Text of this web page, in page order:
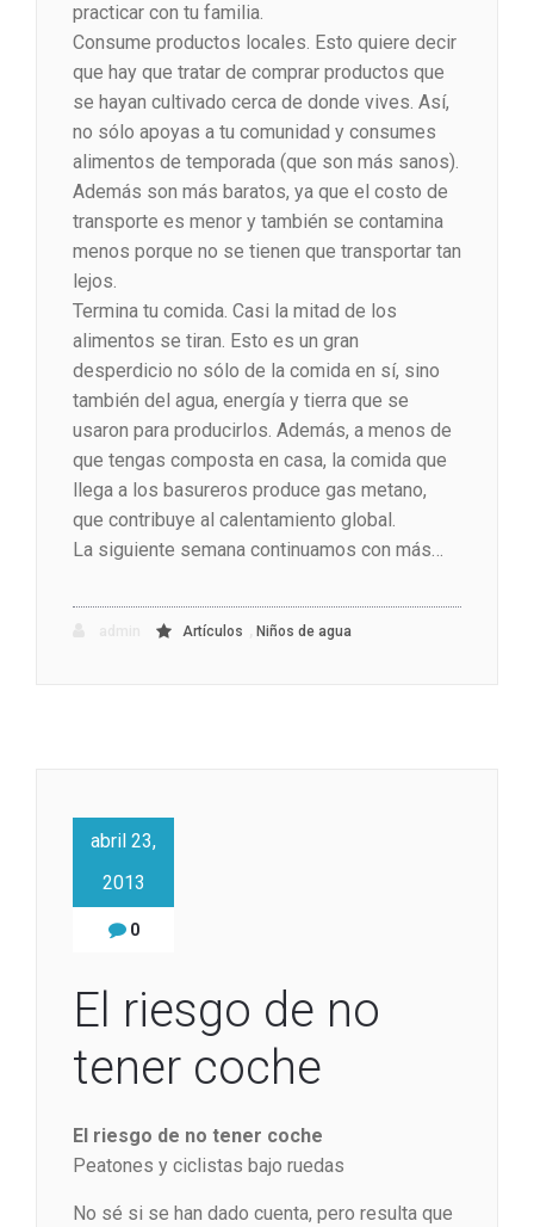
practicar con tu familia.
Consume productos locales. Esto quiere decir
que hay que tratar de comprar productos que
se hayan cultivado cerca de donde vives. Así,
no sólo apoyas a tu comunidad y consumes
alimentos de temporada (que son más sanos).
Además son más baratos, ya que el costo de
transporte es menor y también se contamina
menos porque no se tienen que transportar tan
lejos.
Termina tu comida. Casi la mitad de los
alimentos se tiran. Esto es un gran
desperdicio no sólo de la comida en sí, sino
también del agua, energía y tierra que se
usaron para producirlos. Además, a menos de
que tengas composta en casa, la comida que
llega a los basureros produce gas metano,
que contribuye al calentamiento global.
La siguiente semana continuamos con más…
Artículos Niños de agua
abril 23,
2013
0
El riesgo de no
tener coche
El riesgo de no tener coche
Peatones y ciclistas bajo ruedas
No sé si se han dado cuenta, pero resulta que